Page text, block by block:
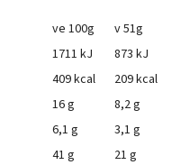
ve 100g
v 51g
1711 kJ
873 kJ
409 kcal
209 kcal
16 g
8,2 g
6,1 g
3,1 g
41 g
21 g